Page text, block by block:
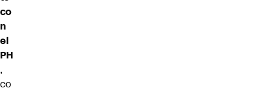
co
n
el
PH
,
co